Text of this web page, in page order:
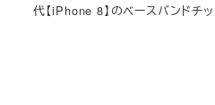
代【iPhone 8】のベースバンド